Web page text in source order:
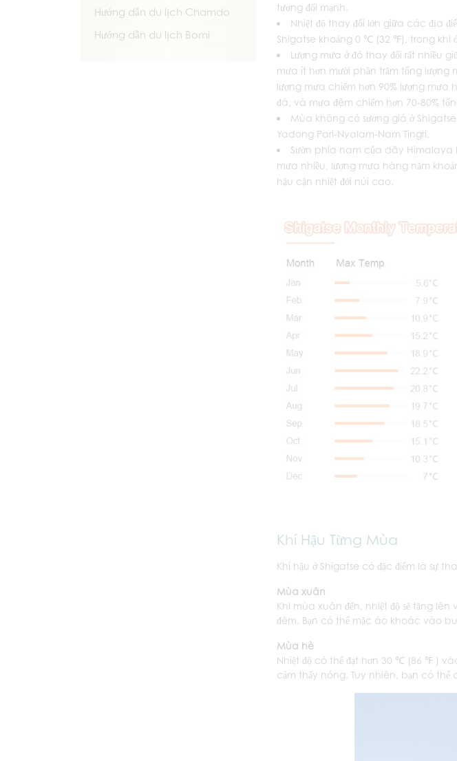
Hướng dẫn du lịch Chamdo
Hướng dẫn du lịch Bomi
tương đối mạnh.
Nhiệt độ thay đổi lớn giữa các địa
Shigatse khoảng 0 ℃ (32 ℉), trong khi
Lượng mưa ở đó thay đổi rất nhiều
mưa ít hơn mười phần trăm tổng
lượng mưa chiếm hơn 90% lượng
đá, và mưa đêm chiếm hơn 70-80%
Mùa không có sương giá ở
Yadong Pari-Nyalam-Nam Tingri.
Sườn phía nam của dãy
mưa nhiều, lượng mưa hàng năm
hậu cận nhiệt đới núi cao.
Khí Hậu Từng Mùa
Khí hậu ở Shigatse có đặc điểm là sự
Mùa xuân
Khi mùa xuân đến, nhiệt độ sẽ tăng
đêm. Bạn có thể mặc áo khoác vào
Mùa hè
Nhiệt độ có thể đạt hơn 30 ℃ (86 ℉ )
cảm thấy nóng. Tuy nhiên, bạn có thể